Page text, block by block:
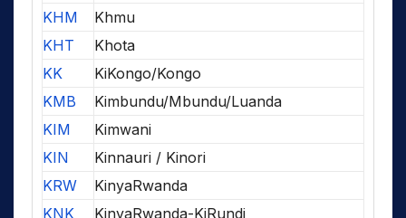
KHM
Khmu
KHT
Khota
KK
KiKongo/Kongo
KMB
Kimbundu/Mbundu/Luanda
KIM
Kimwani
KIN
Kinnauri / Kinori
KRW
KinyaRwanda
KNK
KinyaRwanda-KiRundi